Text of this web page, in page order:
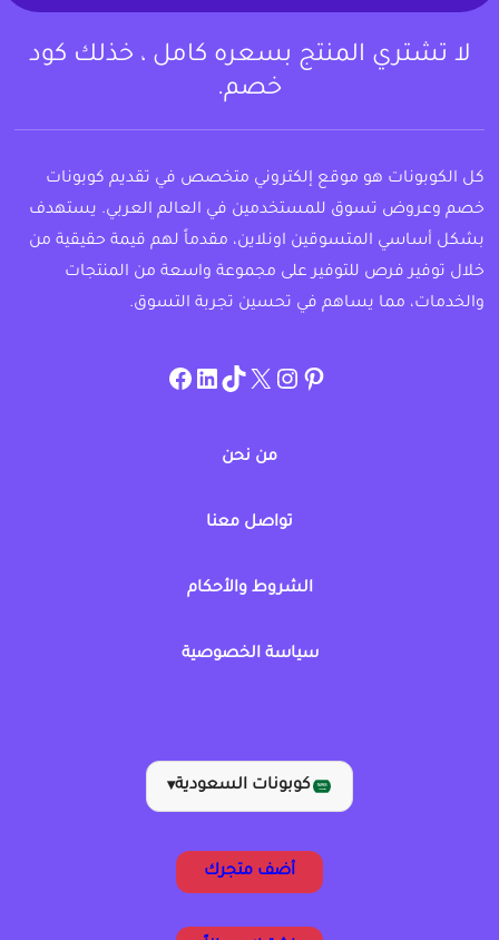
لا تشتري المنتج بسعره كامل ، خذلك كود
خصم.
كل الكوبونات هو موقع إلكتروني متخصص في تقديم كوبونات
خصم وعروض تسوق للمستخدمين في العالم العربي. يستهدف
بشكل أساسي المتسوقين اونلاين، مقدماً لهم قيمة حقيقية من
خلال توفير فرص للتوفير على مجموعة واسعة من المنتجات
والخدمات، مما يساهم في تحسين تجربة التسوق.
pinterest
allcouponat
twitter
TikTok
linkedin
facebook
من نحن
تواصل معنا
الشروط والأحكام
سياسة الخصوصية
كوبونات السعودية▾
أضف متجرك